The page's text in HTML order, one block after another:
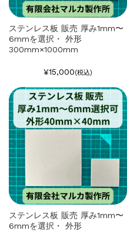
ステンレス板 販売 厚み1mm〜
6mmを選択・ 外形
300mm×1000mm
¥15,000(税込)
ステンレス板 販売 厚み1mm〜
6mmを選択・ 外形